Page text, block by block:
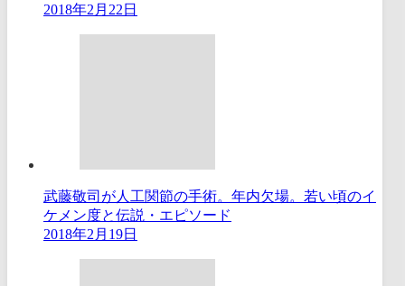
2018年2月22日
武藤敬司が人工関節の手術。年内欠場。若い頃のイ
ケメン度と伝説・エピソード
2018年2月19日